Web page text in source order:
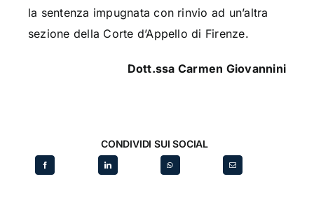
la sentenza impugnata con rinvio ad un’altra
sezione della Corte d’Appello di Firenze.
Dott.ssa Carmen Giovannini
CONDIVIDI SUI SOCIAL